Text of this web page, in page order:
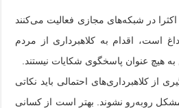
در شبکه‌های مجازی فعالیت می‌کنند
است، اقدام به کلاهبرداری از مردم
هیچ عنوان پاسخگوی شکایات نیستند.
از کلاهبرداری‌های احتمالی باید نکاتی
مشکل روبه‌رو نشوند. بهتر است از کسانی